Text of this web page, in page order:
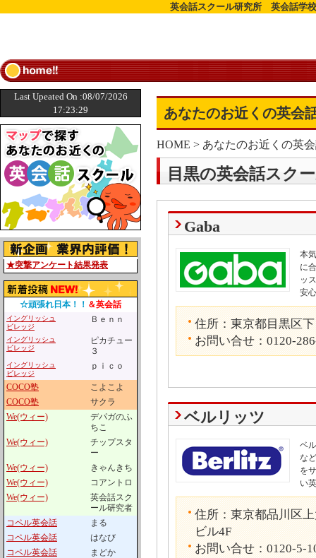
英会話スクール研究所 英会話学
Last Upeated On :08/07/2026
17:23:29
★突撃アンケート結果発表
☆頑張れ日本！！ ＆英会話
イングリッシュ
ビレッジ
Ｂｅｎｎ
イングリッシュ
ビレッジ
ピカチュー
３
イングリッシュ
ビレッジ
ｐｉｃｏ
COCO塾
こよこよ
COCO塾
サクラ
We(ウィー)
デパガのふ
ちこ
We(ウィー)
チップスタ
ー
We(ウィー)
きゃんきち
We(ウィー)
コアントロ
We(ウィー)
英会話スク
ール研究者
コペル英会話
まる
コペル英会話
はなび
コペル英会話
まどか
あなたのお近くの英会
HOME > あなたのお近くの英
目黒の英会話スク
Gaba
本
に
ッ
安
住所：東京都目黒区
お問い合せ：0120-
ベルリッツ
ベ
な
を
い
住所：東京都品川区
ビル4F
お問い合せ：0120-5-